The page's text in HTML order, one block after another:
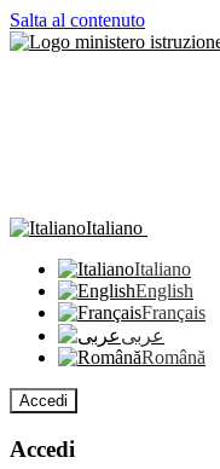
Salta al contenuto
Italiano
Italiano
English
Français
عربى
Română
Accedi
Accedi